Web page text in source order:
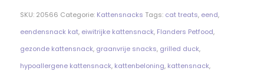
SKU: 20566 Categorie: Kattensnacks Tags: cat treats, eend,
eendensnack kat, eiwitrijke kattensnack, Flanders Petfood,
gezonde kattensnack, graanvrije snacks, grilled duck,
hypoallergene kattensnack, kattenbeloning, kattensnack,